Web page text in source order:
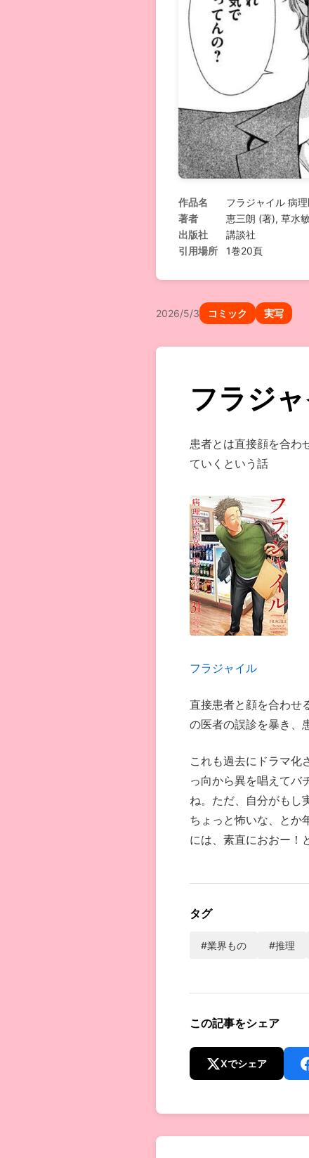
作品名
フラジャイル 病
著者
恵三朗 (著), 草水
出版社
講談社
引用場所
1巻20頁
2026/5/3 コミック 実写
フラジ
患者とは直接顔を合わ
ていくという話
フラジャイル
直接患者と顔を合わせ
の医者の誤診を暴き、
これも過去にドラマ化
っ向から異を唱えてバ
ね。ただ、自分がもし
ちょっと怖いな、とか
には、素直におおー！
タグ
#業界もの #推理
この記事をシェア
Xでシェア